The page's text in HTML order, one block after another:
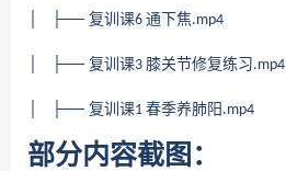
│ ├── 复训课6 通下焦.mp4
│ ├── 复训课3 膝关节修复练习.mp4
│ ├── 复训课1 春季养肺阳 .mp4
部分内容截图：